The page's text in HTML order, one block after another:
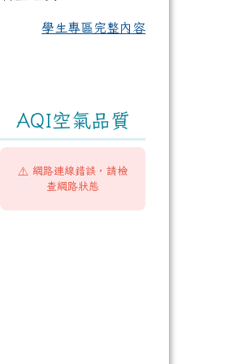
學生專區完整內容
AQI空氣品質
⚠️ 網路連線錯誤，請檢
查網路狀態